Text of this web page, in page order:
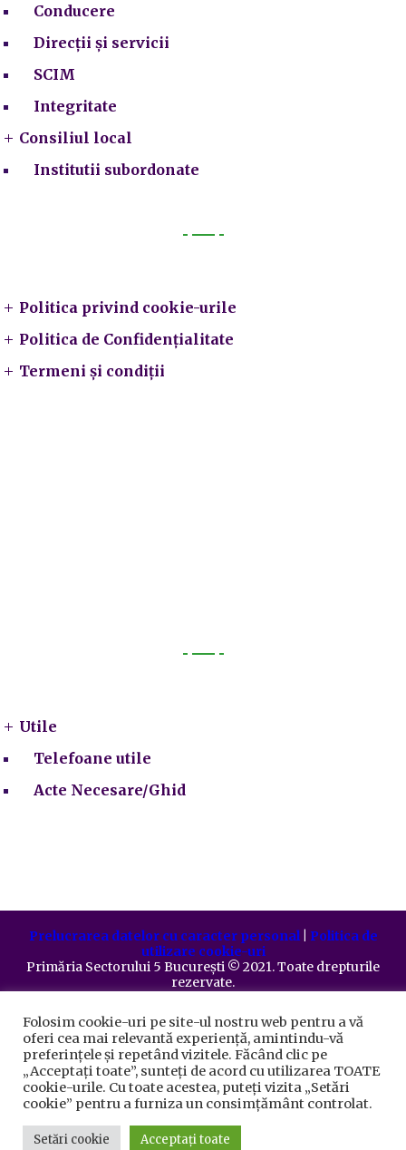
Conducere
Direcții și servicii
SCIM
Integritate
Consiliul local
Institutii subordonate
Politica privind cookie-urile
Politica de Confidențialitate
Termeni și condiții
Utile
Telefoane utile
Acte Necesare/Ghid
Prelucrarea datelor cu caracter personal| Politica de
utilizare cookie-uri
Primăria Sectorului 5 București ©️ 2021. Toate drepturile
rezervate.
Folosim cookie-uri pe site-ul nostru web pentru a vă
oferi cea mai relevantă experiență, amintindu-vă
preferințele și repetând vizitele. Făcând clic pe
„Acceptați toate”, sunteți de acord cu utilizarea TOATE
cookie-urile. Cu toate acestea, puteți vizita „Setări
cookie” pentru a furniza un consimțământ controlat.
Setări cookie Acceptați toate